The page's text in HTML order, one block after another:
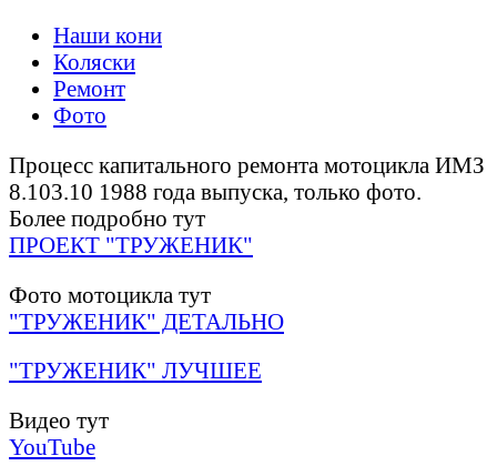
Наши кони
Коляски
Ремонт
Фото
Процесс капитального ремонта мотоцикла ИМЗ
8.103.10 1988 года выпуска, только фото.
Более подробно тут
ПРОЕКТ "ТРУЖЕНИК"
Фото мотоцикла тут
"ТРУЖЕНИК" ДЕТАЛЬНО
"ТРУЖЕНИК" ЛУЧШЕЕ
Видео тут
YouTube